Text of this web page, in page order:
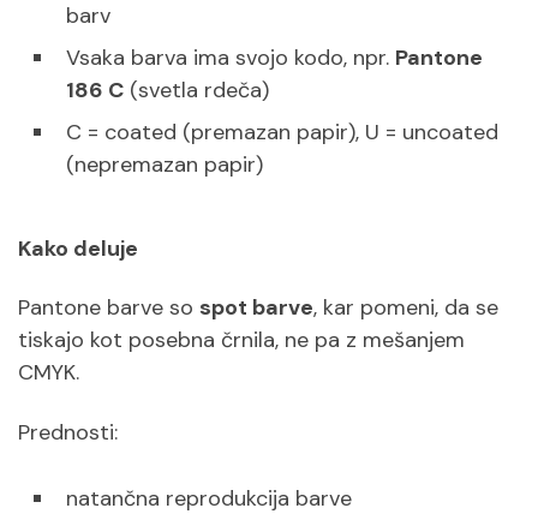
barv
Vsaka barva ima svojo kodo, npr. Pantone
186 C (svetla rdeča)
C = coated (premazan papir), U = uncoated
(nepremazan papir)
Kako deluje
Pantone barve so spot barve, kar pomeni, da se
tiskajo kot posebna črnila, ne pa z mešanjem
CMYK.
Prednosti:
natančna reprodukcija barve